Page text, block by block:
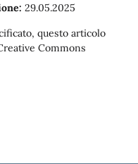
29.05.2025
questo articolo
Commons